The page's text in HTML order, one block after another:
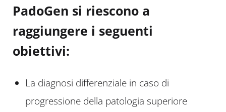
PadoGen si riescono a
raggiungere i seguenti
obiettivi:
La diagnosi differenziale in caso di
progressione della patologia superiore